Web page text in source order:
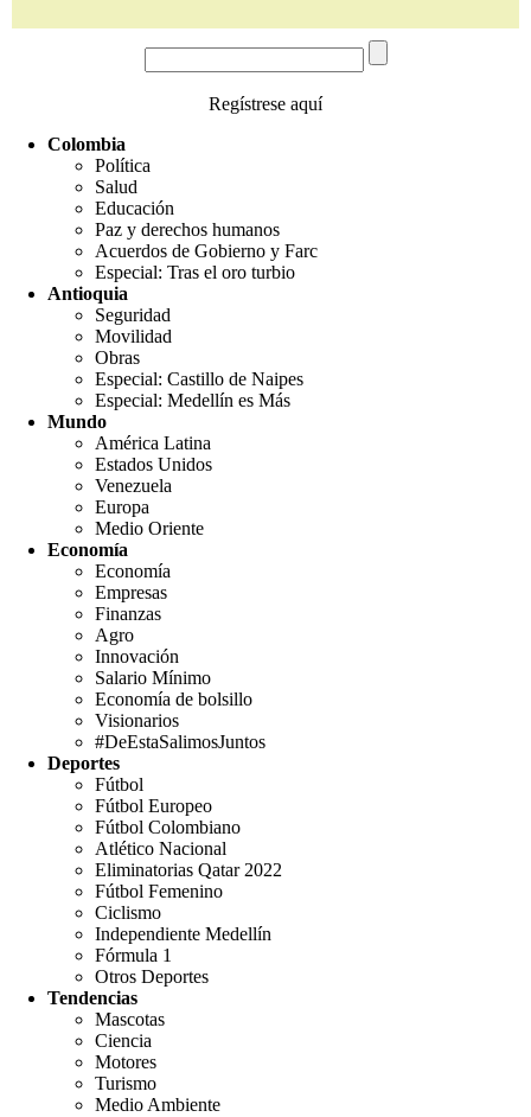
Regístrese aquí
Colombia
Política
Salud
Educación
Paz y derechos humanos
Acuerdos de Gobierno y Farc
Especial: Tras el oro turbio
Antioquia
Seguridad
Movilidad
Obras
Especial: Castillo de Naipes
Especial: Medellín es Más
Mundo
América Latina
Estados Unidos
Venezuela
Europa
Medio Oriente
Economía
Economía
Empresas
Finanzas
Agro
Innovación
Salario Mínimo
Economía de bolsillo
Visionarios
#DeEstaSalimosJuntos
Deportes
Fútbol
Fútbol Europeo
Fútbol Colombiano
Atlético Nacional
Eliminatorias Qatar 2022
Fútbol Femenino
Ciclismo
Independiente Medellín
Fórmula 1
Otros Deportes
Tendencias
Mascotas
Ciencia
Motores
Turismo
Medio Ambiente